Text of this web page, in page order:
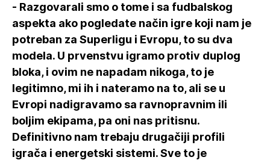
- Razgovarali smo o tome i sa fudbalskog
aspekta ako pogledate način igre koji nam je
potreban za Superligu i Evropu, to su dva
modela. U prvenstvu igramo protiv duplog
bloka, i ovim ne napadam nikoga, to je
legitimno, mi ih i nateramo na to, ali se u
Evropi nadigravamo sa ravnopravnim ili
boljim ekipama, pa oni nas pritisnu.
Definitivno nam trebaju drugačiji profili
igrača i energetski sistemi. Sve to je